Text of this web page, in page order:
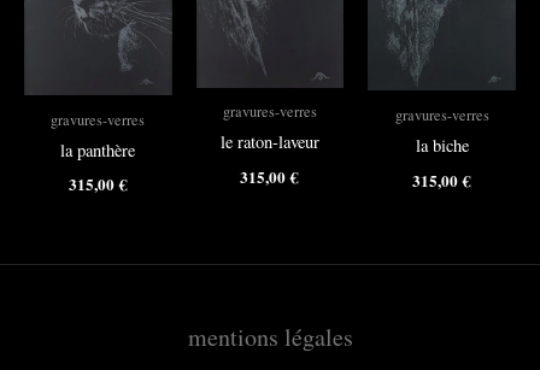
gravures-verres
la panthère
315,00€
gravures-verres
le raton-laveur
315,00€
gravures-verres
la biche
315,00€
mentions légales